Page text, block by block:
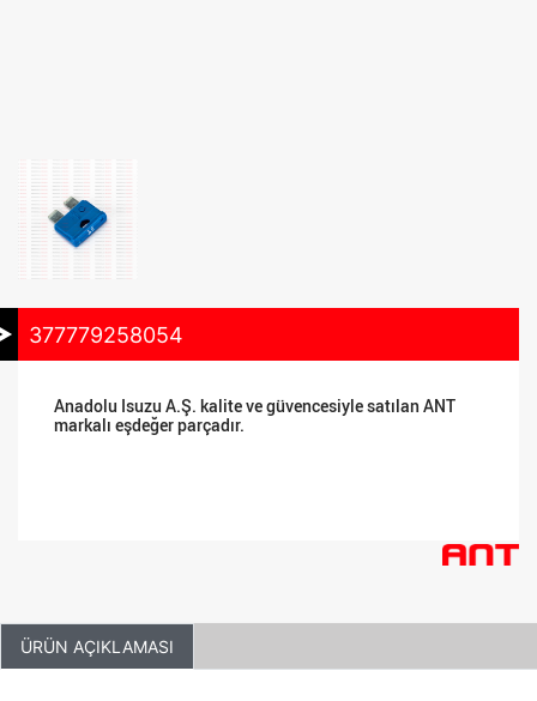
377779258054
Anadolu Isuzu A.Ş. kalite ve güvencesiyle satılan ANT
markalı eşdeğer parçadır.
ÜRÜN AÇIKLAMASI